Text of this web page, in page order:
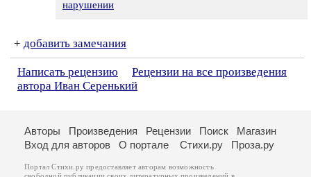
нарушении
+ добавить замечания
Написать рецензию
Рецензии на все произведения
автора Иван Серенький
Авторы Произведения Рецензии Поиск
Магазин
Вход для авторов
О портале Стихи.ру Проза.ру
Портал Стихи.ру предоставляет авторам возможность